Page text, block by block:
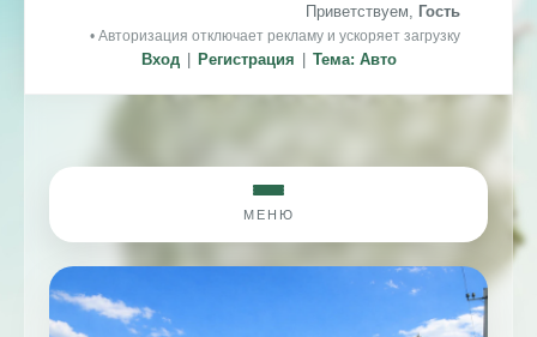
Приветствуем, Гость
• Авторизация отключает рекламу и ускоряет загрузку
Вход Регистрация Тема: Авто
МЕНЮ